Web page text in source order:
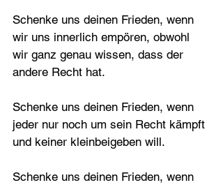
Schenke uns deinen Frieden, wenn
wir uns innerlich empören, obwohl
wir ganz genau wissen, dass der
andere Recht hat.
Schenke uns deinen Frieden, wenn
jeder nur noch um sein Recht kämpft
und keiner kleinbeigeben will.
Schenke uns deinen Frieden, wenn